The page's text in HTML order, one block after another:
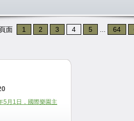
面 1 2 3 4 5 64
5月1日，國際樂園主